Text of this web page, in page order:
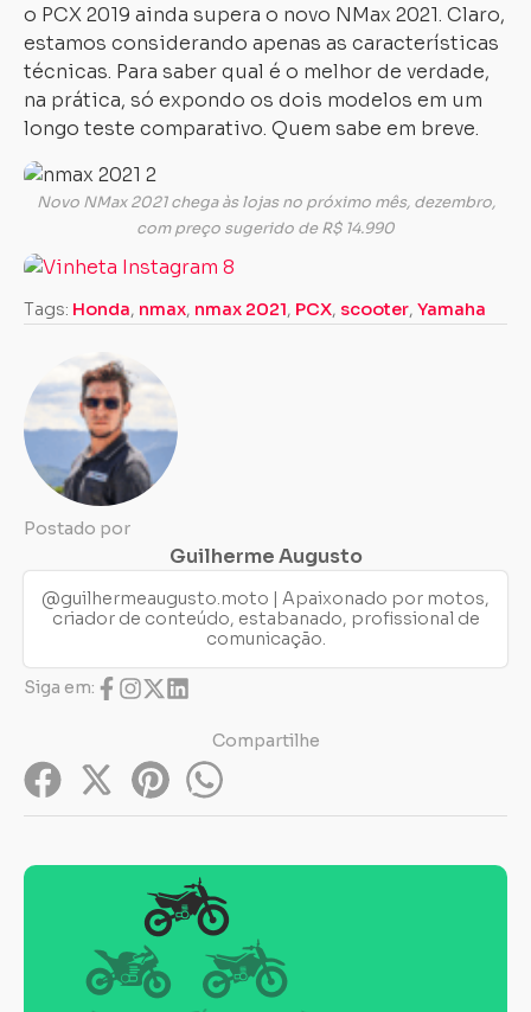
o PCX 2019 ainda supera o novo NMax 2021. Claro,
estamos considerando apenas as características
técnicas. Para saber qual é o melhor de verdade,
na prática, só expondo os dois modelos em um
longo teste comparativo. Quem sabe em breve.
Novo NMax 2021 chega às lojas no próximo mês, dezembro,
com preço sugerido de R$ 14.990
Tags: Honda, nmax, nmax 2021, PCX, scooter, Yamaha
Postado por
Guilherme Augusto
@guilhermeaugusto.moto | Apaixonado por motos,
criador de conteúdo, estabanado, profissional de
comunicação.
Siga em:
Compartilhe